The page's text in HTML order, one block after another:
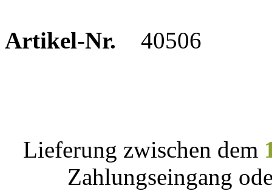
Artikel-Nr. 40506
Lieferung zwischen dem
Zahlungseingang